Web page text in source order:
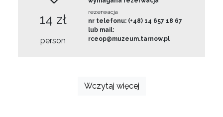
14 zł
person
rezerwacja
nr telefonu: (+48) 14 657 18 67
lub mail:
rceop@muzeum.tarnow.pl
Wczytaj więcej